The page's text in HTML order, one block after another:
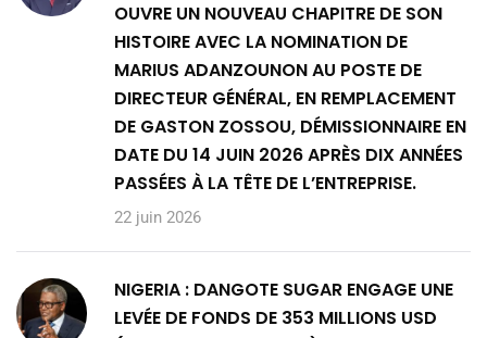
OUVRE UN NOUVEAU CHAPITRE DE SON
HISTOIRE AVEC LA NOMINATION DE
MARIUS ADANZOUNON AU POSTE DE
DIRECTEUR GÉNÉRAL, EN REMPLACEMENT
DE GASTON ZOSSOU, DÉMISSIONNAIRE EN
DATE DU 14 JUIN 2026 APRÈS DIX ANNÉES
PASSÉES À LA TÊTE DE L’ENTREPRISE.
22 juin 2026
NIGERIA : DANGOTE SUGAR ENGAGE UNE
LEVÉE DE FONDS DE 353 MILLIONS USD